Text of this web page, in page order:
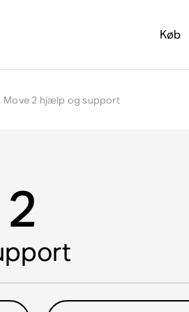
Køb
Move 2 hjælp og support